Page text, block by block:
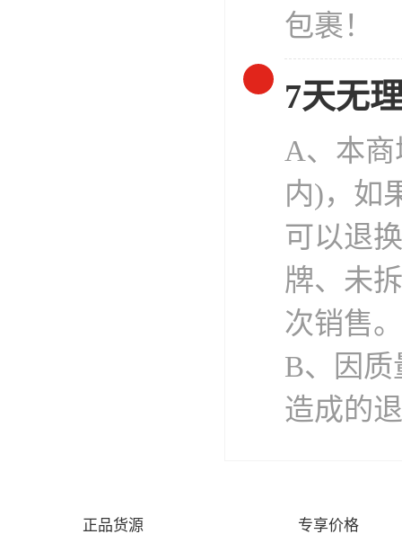
包裹！
7天无
A、本
内)，如
可以退
牌、未
次销售。
B、因
造成的
正品货源 专享价格